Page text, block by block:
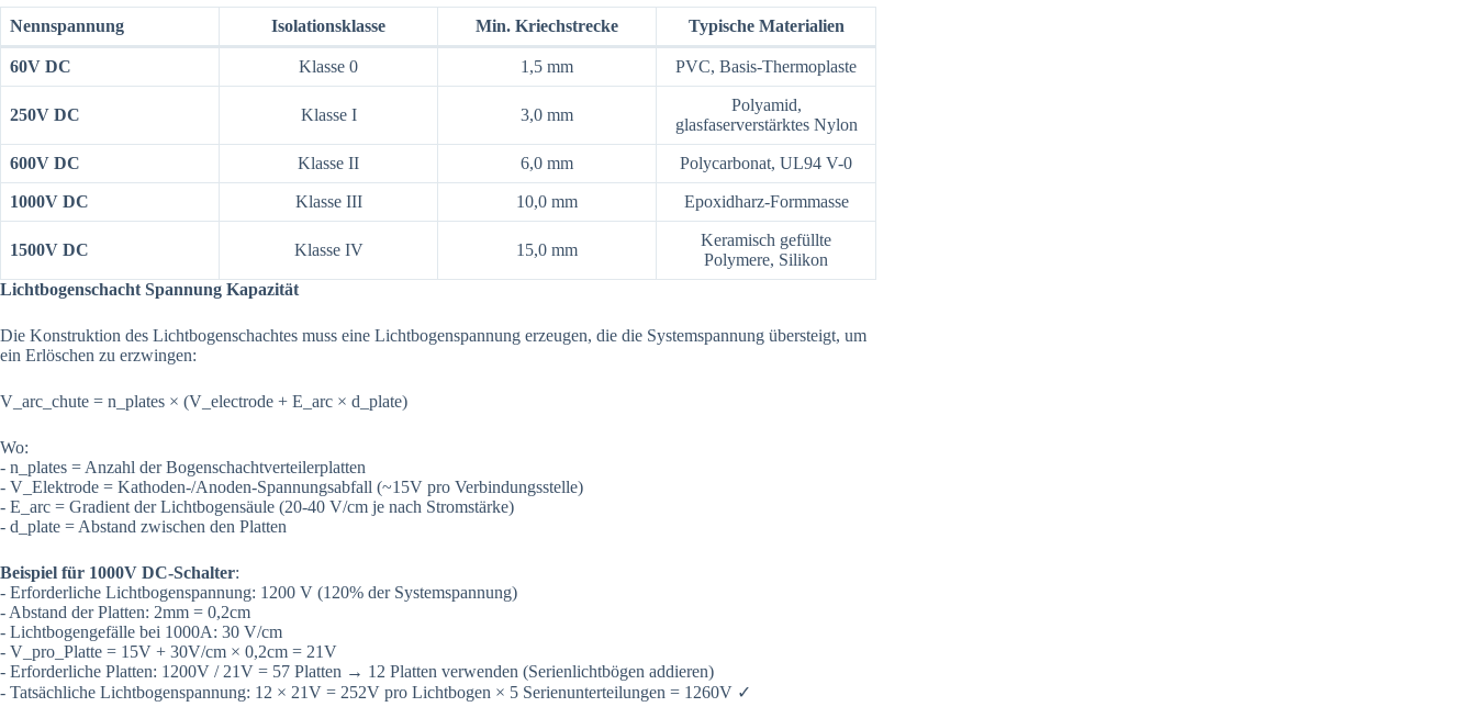
Nennspannung Isolationsklasse Min. Kriechstrecke Typische Materialien
60V DC Klasse 0 1,5 mm PVC, Basis-Thermoplaste
250V DC Klasse I 3,0 mm
Polyamid,
glasfaserverstärktes Nylon
600V DC Klasse II 6,0 mm Polycarbonat, UL94 V-0
1000V DC Klasse III 10,0 mm Epoxidharz-Formmasse
1500V DC Klasse IV 15,0 mm
Keramisch gefüllte
Polymere, Silikon
Lichtbogenschacht Spannung Kapazität
Die Konstruktion des Lichtbogenschachtes muss eine Lichtbogenspannung erzeugen, die die Systemspannung übersteigt, um
ein Erlöschen zu erzwingen:
V_arc_chute = n_plates × (V_electrode + E_arc × d_plate)
Wo:
- n_plates = Anzahl der Bogenschachtverteilerplatten
- V_Elektrode = Kathoden-/Anoden-Spannungsabfall (~15V pro Verbindungsstelle)
- E_arc = Gradient der Lichtbogensäule (20-40 V/cm je nach Stromstärke)
- d_plate = Abstand zwischen den Platten
Beispiel für 1000V DC-Schalter:
- Erforderliche Lichtbogenspannung: 1200 V (120% der Systemspannung)
- Abstand der Platten: 2mm = 0,2cm
- Lichtbogengefälle bei 1000A: 30 V/cm
- V_pro_Platte = 15V + 30V/cm × 0,2cm = 21V
- Erforderliche Platten: 1200V / 21V = 57 Platten → 12 Platten verwenden (Serienlichtbögen addieren)
- Tatsächliche Lichtbogenspannung: 12 × 21V = 252V pro Lichtbogen × 5 Serienunterteilungen = 1260V ✓